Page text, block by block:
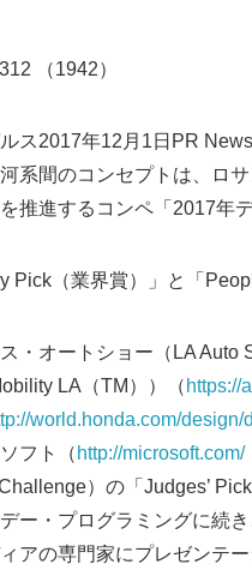
（1942）
ルス2017年12月1日PR
系間のコンセプトは、ロ
推進するコンペ「2017年
Pick（業界賞）」と「
・オートショー（LA Auto
LA（TM））（ https://
world.honda.com/
フト（ http://microsoft.com/
）の「Judges’
ー・プログラミングに続
アの専門家にプレゼンテー